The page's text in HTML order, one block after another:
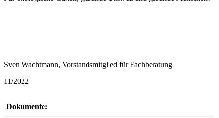
Sven Wachtmann, Vorstandsmitglied für Fachberatung
11/2022
Dokumente: